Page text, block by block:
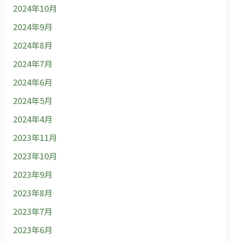
2024年10月
2024年9月
2024年8月
2024年7月
2024年6月
2024年5月
2024年4月
2023年11月
2023年10月
2023年9月
2023年8月
2023年7月
2023年6月